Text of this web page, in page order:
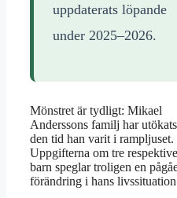
uppdaterats löpande
under 2025–2026.
Mönstret är tydligt: Mikael
Anderssons familj har
den tid han varit i rampljuset.
Uppgifterna om tre
barn speglar troligen en
förändring i hans